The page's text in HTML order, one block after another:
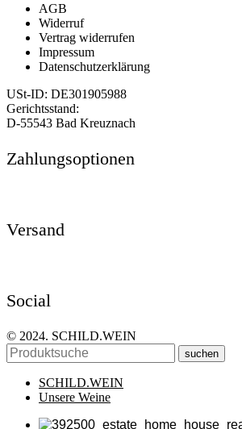
AGB
Widerruf
Vertrag widerrufen
Impressum
Datenschutzerklärung
USt-ID: DE301905988
Gerichtsstand:
D-55543 Bad Kreuznach
Zahlungsoptionen
Versand
Social
© 2024. SCHILD.WEIN
suchen
SCHILD.WEIN
Unsere Weine